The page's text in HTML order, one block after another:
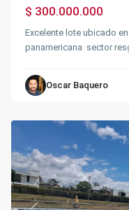
$ 300.000.000
Excelente lote ubicado
panamericana sector
Oscar Baquero